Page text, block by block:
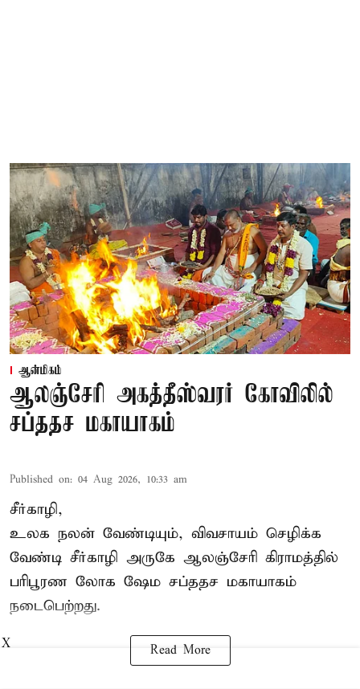
ஆன்மிகம்
ஆலஞ்சேரி அகத்தீஸ்வரர் கோவிலில்
சப்ததச மகாயாகம்
Published on: 04 Aug 2026, 10:33 am
சீர்காழி,
உலக நலன் வேண்டியும், விவசாயம் செழிக்க
வேண்டி சீர்காழி அருகே ஆலஞ்சேரி கிராமத்தில்
பரிபூரண லோக ஷேம சப்ததச மகாயாகம்
நடைபெற்றது.
Read More
X